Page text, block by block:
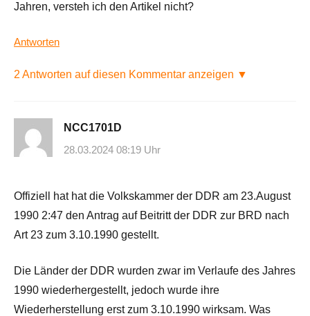
Jahren, versteh ich den Artikel nicht?
Antworten
2 Antworten auf diesen Kommentar anzeigen ▼
NCC1701D
28.03.2024 08:19 Uhr
Offiziell hat hat die Volkskammer der DDR am 23.August
1990 2:47 den Antrag auf Beitritt der DDR zur BRD nach
Art 23 zum 3.10.1990 gestellt.
Die Länder der DDR wurden zwar im Verlaufe des Jahres
1990 wiederhergestellt, jedoch wurde ihre
Wiederherstellung erst zum 3.10.1990 wirksam. Was